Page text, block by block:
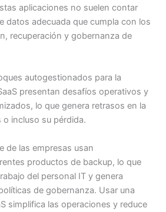
aplicaciones no suelen contar
datos adecuada que cumpla con los
recuperación y gobernanza de
autogestionados para la
presentan desafíos operativos y
lo que genera retrasos en la
incluso su pérdida.
de las empresas usan
productos de backup, lo que
del personal IT y genera
de gobernanza. Usar una
simplifica las operaciones y reduce